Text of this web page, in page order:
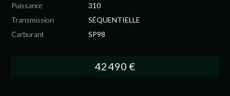
Puissance
310
Transmission
SÉQUENTIELLE
Carburant
SP98
42 490 €